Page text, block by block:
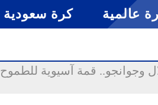
عالمية كرة سعودية
وجوانجو.. قمة آسيوية للطموح